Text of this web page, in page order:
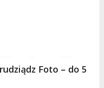
Foto – do 5